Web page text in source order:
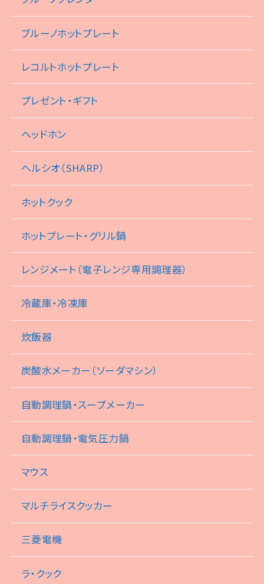
ブルーノホットプレート
レコルトホットプレート
プレゼント・ギフト
ヘッドホン
ヘルシオ（SHARP）
ホットクック
ホットプレート・グリル鍋
レンジメート（電子レンジ専用調理器）
冷蔵庫・冷凍庫
炊飯器
炭酸水メーカー（ソーダマシン）
自動調理鍋・スープメーカー
自動調理鍋・電気圧力鍋
マウス
マルチライスクッカー
三菱電機
ラ・クック